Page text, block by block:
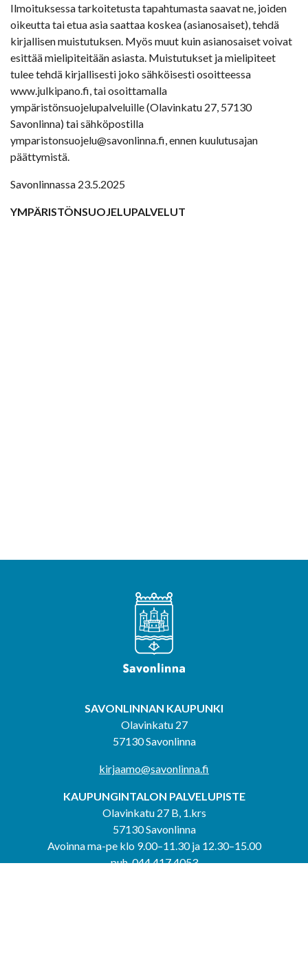
Ilmoituksessa tarkoitetusta tapahtumasta saavat ne, joiden
oikeutta tai etua asia saattaa koskea (asianosaiset), tehdä
kirjallisen muistutuksen. Myös muut kuin asianosaiset voivat
esittää mielipiteitään asiasta. Muistutukset ja mielipiteet
tulee tehdä kirjallisesti joko sähköisesti osoitteessa
www.julkipano.fi, tai osoittamalla
ympäristönsuojelupalveluille (Olavinkatu 27, 57130
Savonlinna) tai sähköpostilla
ymparistonsuojelu@savonlinna.fi, ennen kuulutusajan
päättymistä.
Savonlinnassa 23.5.2025
YMPÄRISTÖNSUOJELUPALVELUT
SAVONLINNAN KAUPUNKI
Olavinkatu 27
57130 Savonlinna
kirjaamo@savonlinna.fi
KAUPUNGINTALON PALVELUPISTE
Olavinkatu 27 B, 1.krs
57130 Savonlinna
Avoinna ma-pe klo 9.00–11.30 ja 12.30–15.00
puh. 044 417 4053